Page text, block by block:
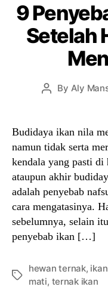
9
Setelah
Post
By Aly
Budidaya ikan nila
namun tidak serta
kendala yang pasti
ataupun akhir
adalah penyebab
cara mengatasinya.
sebelumnya, selain
penyebab ikan […]
Tags
hewan ternak,
mati, ternak ikan